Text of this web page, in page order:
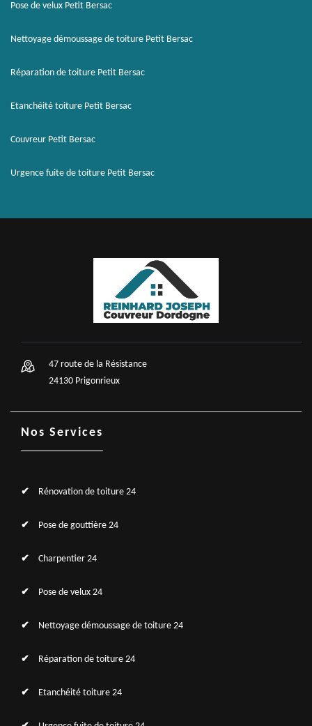
Pose de velux Petit Bersac
Nettoyage démoussage de toiture Petit Bersac
Réparation de toiture Petit Bersac
Etanchéité toiture Petit Bersac
Couvreur Petit Bersac
Urgence fuite de toiture Petit Bersac
47 route de la Résistance
24130 Prigonrieux
Nos Services
Rénovation de toiture 24
Pose de gouttière 24
Charpentier 24
Pose de velux 24
Nettoyage démoussage de toiture 24
Réparation de toiture 24
Etanchéité toiture 24